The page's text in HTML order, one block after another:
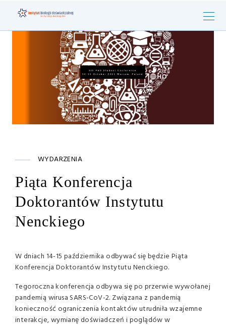
WYDARZENIA
Piąta Konferencja
Doktorantów Instytutu
Nenckiego
W dniach 14-15 października odbywać się będzie Piąta
Konferencja Doktorantów Instytutu Nenckiego.
Tegoroczna konferencja odbywa się po przerwie wywołanej
pandemią wirusa SARS-CoV-2. Związana z pandemią
konieczność ograniczenia kontaktów utrudniła wzajemne
interakcje, wymianę doświadczeń i poglądów w